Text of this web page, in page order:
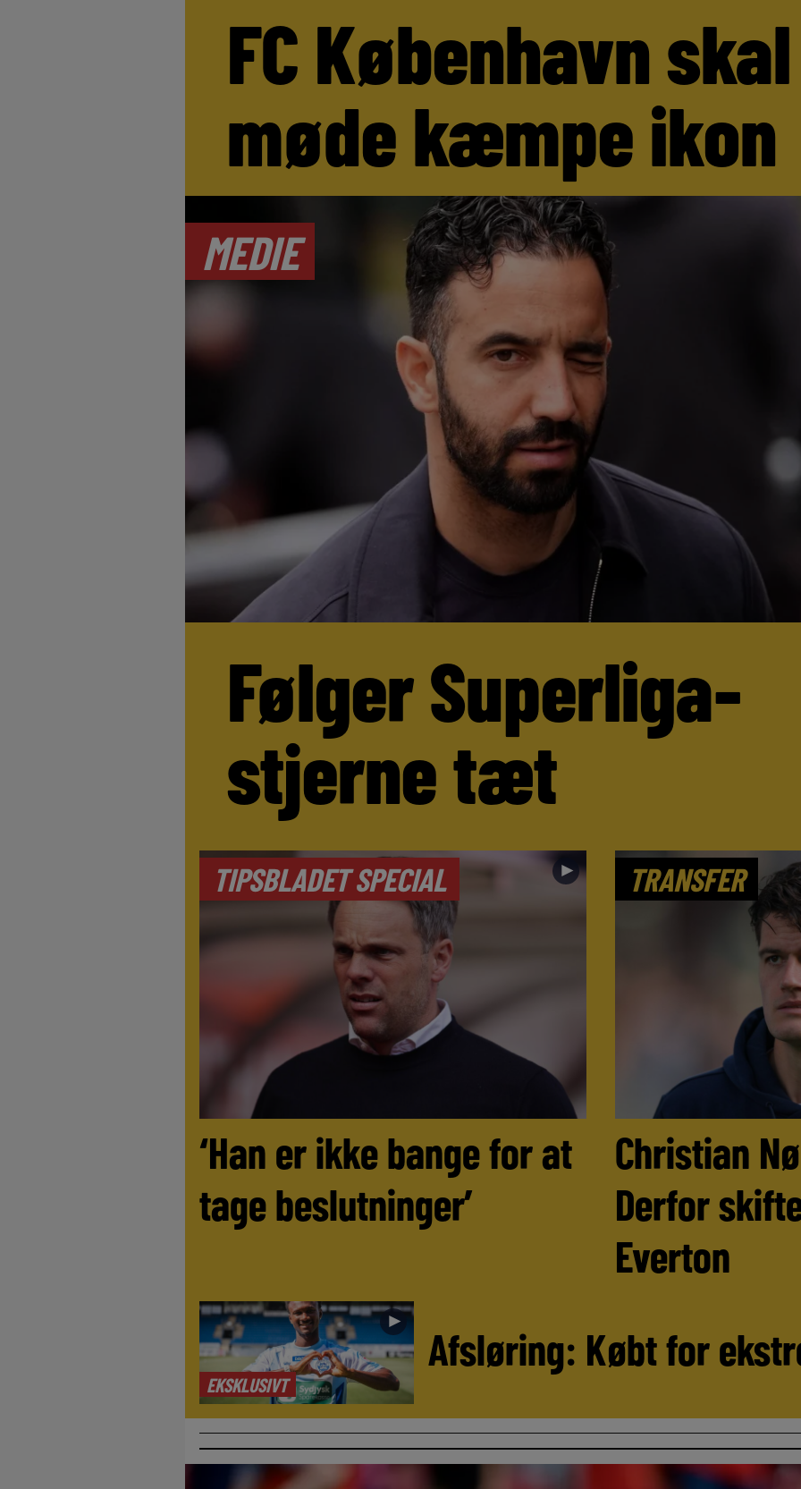
FC København skal
møde kæmpe ikon
MEDIE
Følger Superliga-
stjerne tæt
TIPSBLADET SPECIAL ►
‘Han er ikke bange for at
tage beslutninger’
TRANSFER
Christian
Derfor
Everton
EKSKLUSIVT
►
Afsløring: Købt for